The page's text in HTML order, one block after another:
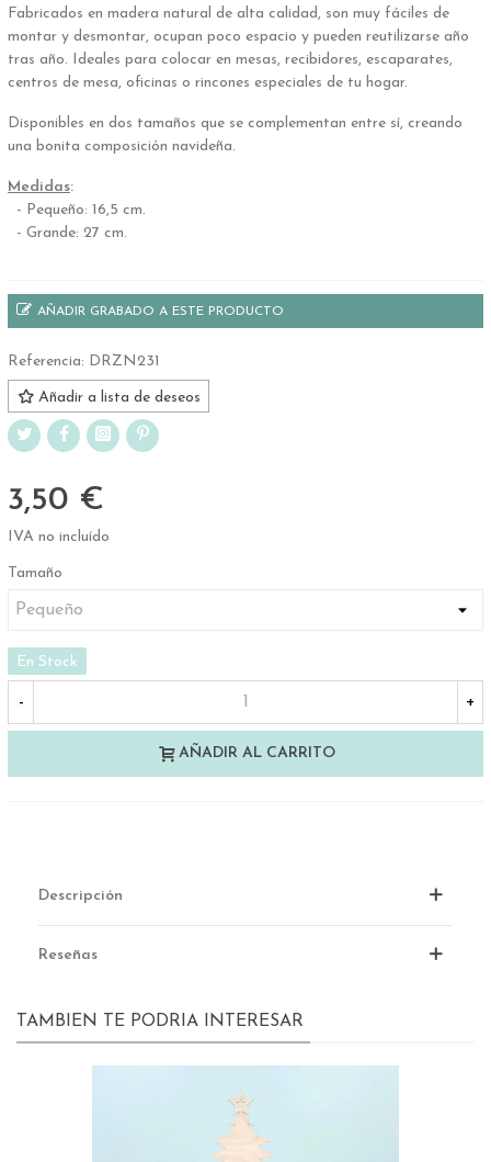
Fabricados en madera natural de alta calidad, son muy fáciles de
montar y desmontar, ocupan poco espacio y pueden reutilizarse año
tras año. Ideales para colocar en mesas, recibidores, escaparates,
centros de mesa, oficinas o rincones especiales de tu hogar.
Disponibles en dos tamaños que se complementan entre sí, creando
una bonita composición navideña.
Medidas:
- Pequeño: 16,5 cm.
- Grande: 27 cm.
AÑADIR GRABADO A ESTE PRODUCTO
Referencia: DRZN231
Añadir a lista de deseos
3,50 €
IVA no incluído
Tamaño
En Stock
- +
AÑADIR AL CARRITO
Descripción
Reseñas
TAMBIEN TE PODRIA INTERESAR